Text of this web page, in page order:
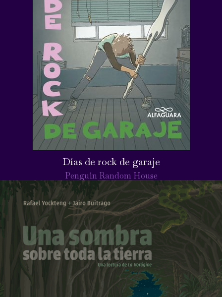
Días de rock de garaje
Penguin Random House